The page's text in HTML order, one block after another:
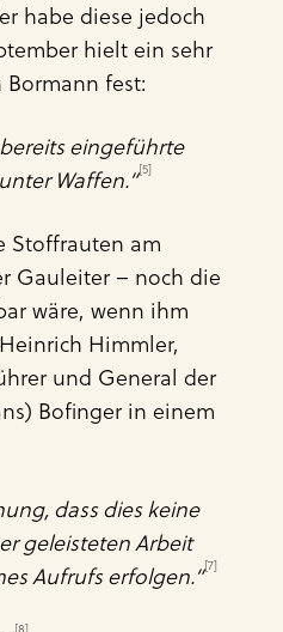
habe diese jedoch
hielt ein sehr
fest:
eingeführte
Waffen.“[5]
Stoffrauten am
Gauleiter – noch die
wäre, wenn ihm
Himmler,
und General der
Bofinger in einem
dass dies keine
geleisteten Arbeit
Aufrufs erfolgen.“[7]
[8]